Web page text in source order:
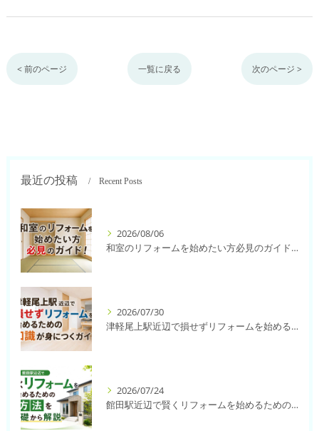
< 前のページ 一覧に戻る 次のページ >
最近の投稿 Recent Posts
2026/08/06
和室のリフォームを始めたい方必見のガイド！
2026/07/30
津軽尾上駅近辺で損せずリフォームを始めるための知識が身につくガイド
2026/07/24
館田駅近辺で賢くリフォームを始めるための方法を基礎から解説